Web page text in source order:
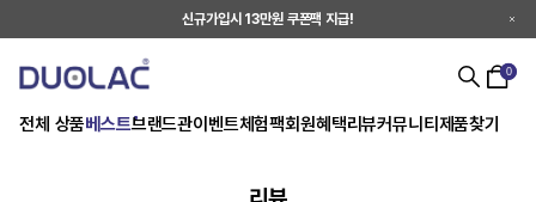
신규가입시 13만원 쿠폰팩 지급!
전체 상품베스트브랜드관이벤트체험팩회원혜택리뷰커뮤니티 제품찾기
0